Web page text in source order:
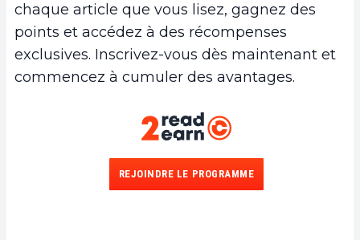
chaque article que vous lisez, gagnez des
points et accédez à des récompenses
exclusives. Inscrivez-vous dès maintenant et
commencez à cumuler des avantages.
REJOINDRE LE PROGRAMME